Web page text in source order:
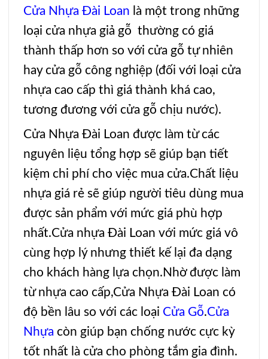
Cửa Nhựa Đài Loan là một trong những
loại cửa nhựa giả gỗ thường có giá
thành thấp hơn so với cửa gỗ tự nhiên
hay cửa gỗ công nghiệp (đối với loại cửa
nhựa cao cấp thì giá thành khá cao,
tương đương với cửa gỗ chịu nước).
Cửa Nhựa Đài Loan được làm từ các
nguyên liệu tổng hợp sẽ giúp bạn tiết
kiệm chi phí cho việc mua cửa.Chất liệu
nhựa giá rẻ sẽ giúp người tiêu dùng mua
được sản phẩm với mức giá phù hợp
nhất.Cửa nhựa Đài Loan với mức giá vô
cùng hợp lý nhưng thiết kế lại đa dạng
cho khách hàng lựa chọn.Nhờ được làm
từ nhựa cao cấp,Cửa Nhựa Đài Loan có
độ bền lâu so với các loại Cửa Gỗ.Cửa
Nhựa còn giúp bạn chống nước cực kỳ
tốt nhất là cửa cho phòng tắm gia đình.